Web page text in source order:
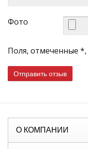
Фото
Поля, отмеченные *,
Отправить отзыв
О КОМПАНИИ